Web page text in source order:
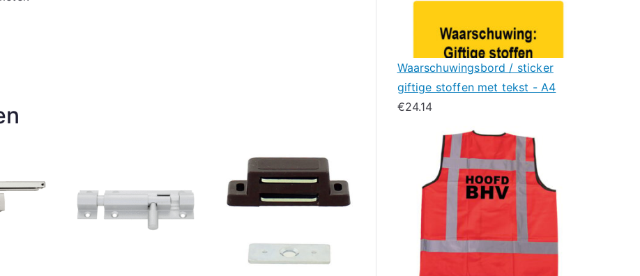
Waarschuwingsbord / sticker
giftige stoffen met tekst - A4
€24.14